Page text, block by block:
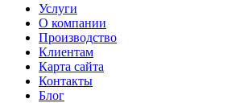
Услуги
О компании
Производство
Клиентам
Карта сайта
Контакты
Блог